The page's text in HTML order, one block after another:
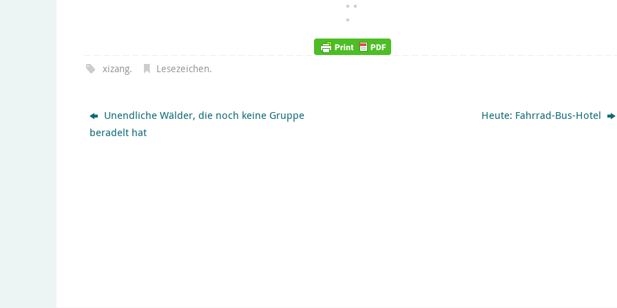
xizang. Lesezeichen.
Unendliche Wälder, die noch keine Gruppe
beradelt hat
Heute: Fahrrad-Bus-Hotel